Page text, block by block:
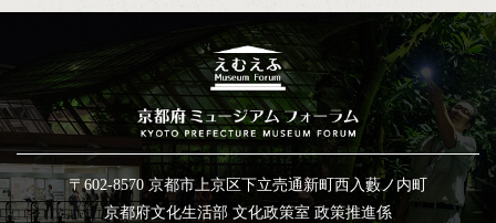
〒602-8570 京都市上京区下立売通新町西入藪ノ内町
京都府文化生活部 文化政策室 政策推進係